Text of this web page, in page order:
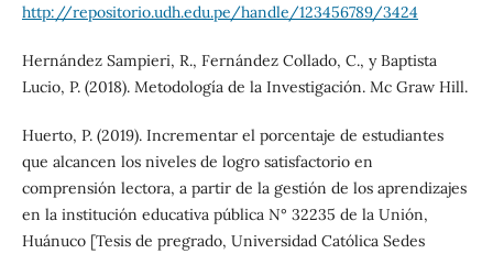
http://repositorio.udh.edu.pe/handle/123456789/3424
Hernández Sampieri, R., Fernández Collado, C., y Baptista
Lucio, P. (2018). Metodología de la Investigación. Mc Graw Hill.
Huerto, P. (2019). Incrementar el porcentaje de estudiantes
que alcancen los niveles de logro satisfactorio en
comprensión lectora, a partir de la gestión de los aprendizajes
en la institución educativa pública N° 32235 de la Unión,
Huánuco [Tesis de pregrado, Universidad Católica Sedes